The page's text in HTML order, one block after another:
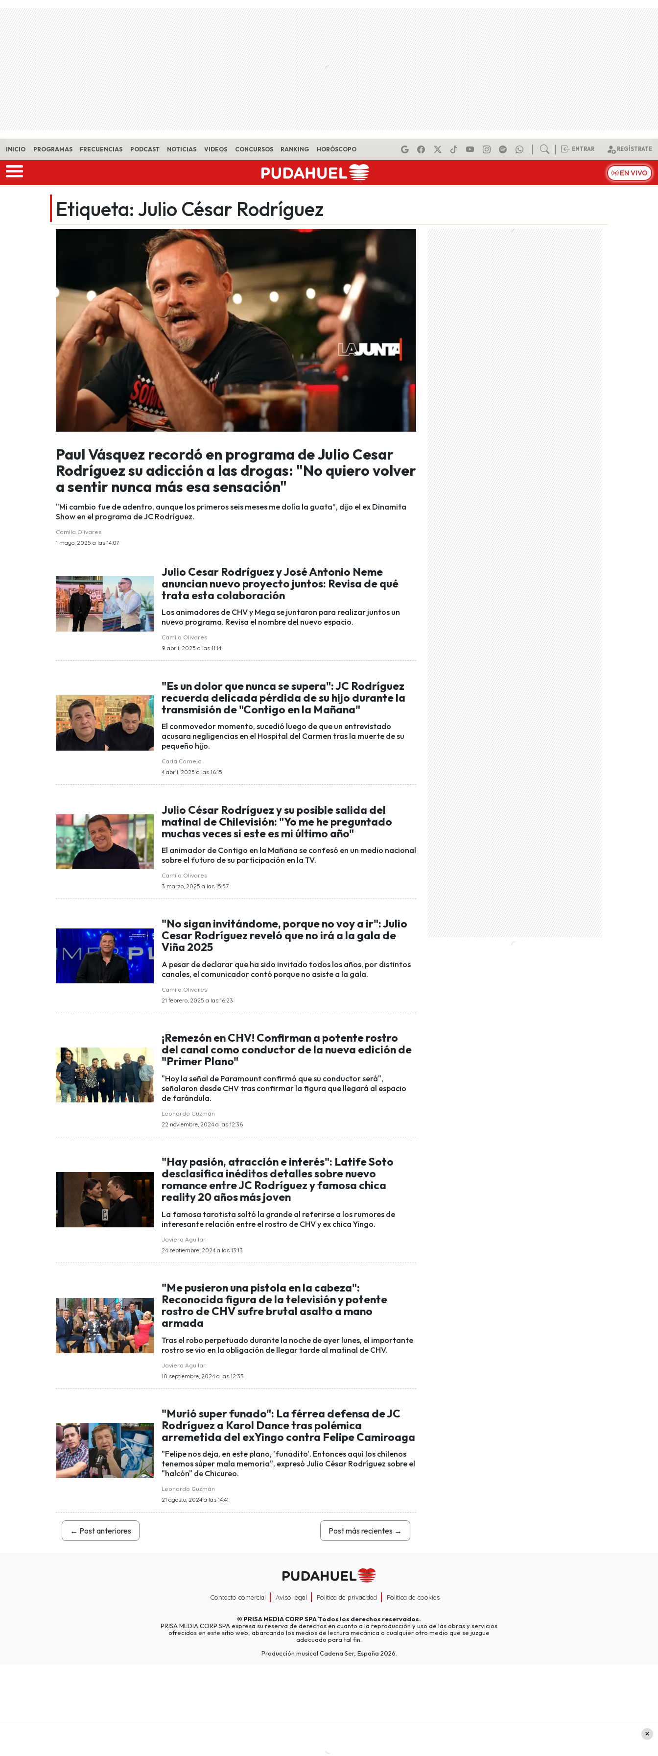
Skip to main content
INICIO PROGRAMAS FRECUENCIAS PODCAST NOTICIAS VIDEOS CONCURSOS RANKING HORÓSCOPO ENTRAR REGÍSTRATE
EN VIVO
Etiqueta: Julio César Rodríguez
Paul Vásquez recordó en programa de Julio Cesar
Rodríguez su adicción a las drogas: "No quiero volver
a sentir nunca más esa sensación"
"Mi cambio fue de adentro, aunque los primeros seis meses me dolía la guata”, dijo el ex Dinamita
Show en el programa de JC Rodríguez.
Camila Olivares
1 mayo, 2025 a las 14:07
Julio Cesar Rodríguez y José Antonio Neme
anuncian nuevo proyecto juntos: Revisa de qué
trata esta colaboración
Los animadores de CHV y Mega se juntaron para realizar juntos un
nuevo programa. Revisa el nombre del nuevo espacio.
Camila Olivares
9 abril, 2025 a las 11:14
"Es un dolor que nunca se supera": JC Rodríguez
recuerda delicada pérdida de su hijo durante la
transmisión de "Contigo en la Mañana"
El conmovedor momento, sucedió luego de que un entrevistado
acusara negligencias en el Hospital del Carmen tras la muerte de su
pequeño hijo.
Carla Cornejo
4 abril, 2025 a las 16:15
Julio César Rodríguez y su posible salida del
matinal de Chilevisión: "Yo me he preguntado
muchas veces si este es mi último año"
El animador de Contigo en la Mañana se confesó en un medio nacional
sobre el futuro de su participación en la TV.
Camila Olivares
3 marzo, 2025 a las 15:57
"No sigan invitándome, porque no voy a ir": Julio
Cesar Rodríguez reveló que no irá a la gala de
Viña 2025
A pesar de declarar que ha sido invitado todos los años, por distintos
canales, el comunicador contó porque no asiste a la gala.
Camila Olivares
21 febrero, 2025 a las 16:23
¡Remezón en CHV! Confirman a potente rostro
del canal como conductor de la nueva edición de
"Primer Plano"
"Hoy la señal de Paramount confirmó que su conductor será",
señalaron desde CHV tras confirmar la figura que llegará al espacio
de farándula.
Leonardo Guzmán
22 noviembre, 2024 a las 12:36
"Hay pasión, atracción e interés": Latife Soto
desclasifica inéditos detalles sobre nuevo
romance entre JC Rodríguez y famosa chica
reality 20 años más joven
La famosa tarotista soltó la grande al referirse a los rumores de
interesante relación entre el rostro de CHV y ex chica Yingo.
Javiera Aguilar
24 septiembre, 2024 a las 13:13
"Me pusieron una pistola en la cabeza":
Reconocida figura de la televisión y potente
rostro de CHV sufre brutal asalto a mano
armada
Tras el robo perpetuado durante la noche de ayer lunes, el importante
rostro se vio en la obligación de llegar tarde al matinal de CHV.
Javiera Aguilar
10 septiembre, 2024 a las 12:33
"Murió super funado": La férrea defensa de JC
Rodríguez a Karol Dance tras polémica
arremetida del exYingo contra Felipe Camiroaga
"Felipe nos deja, en este plano, 'funadito'. Entonces aquí los chilenos
tenemos súper mala memoria", expresó Julio César Rodríguez sobre el
"halcón" de Chicureo.
Leonardo Guzmán
21 agosto, 2024 a las 14:41
← Post anteriores Post más recientes →
Contacto comercial Aviso legal Política de privacidad Política de cookies
© PRISA MEDIA CORP SPATodos los derechos reservados.
PRISA MEDIA CORP SPA expresa su reserva de derechos en cuanto a la reproducción y uso de las obras y servicios
ofrecidos en este sitio web, abarcando los medios de lectura mecánica o cualquier otro medio que se juzgue
adecuado para tal fin.
Producción musical Cadena Ser, España 2026.